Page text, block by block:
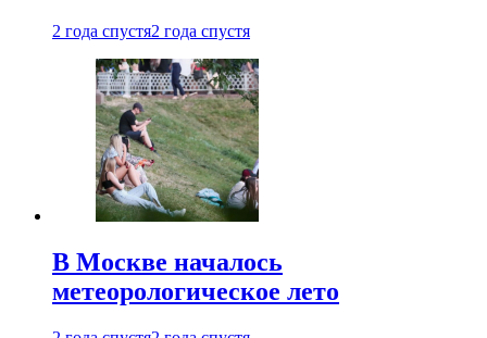
2 года спустя2 года спустя
В Москве началось
метеорологическое лето